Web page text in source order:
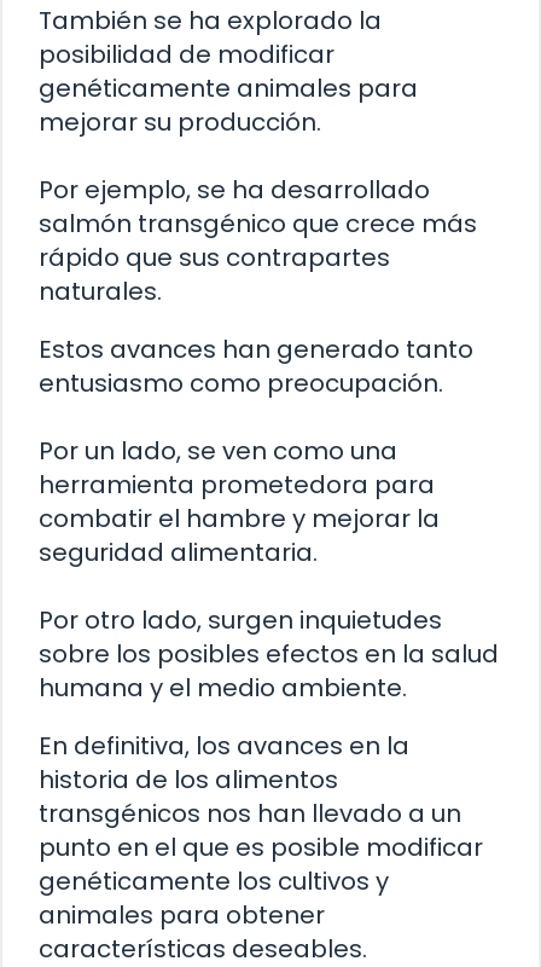
También se ha explorado la
posibilidad de modificar
genéticamente animales para
mejorar su producción.
Por ejemplo, se ha desarrollado
salmón transgénico que crece más
rápido que sus contrapartes
naturales.
Estos avances han generado tanto
entusiasmo como preocupación.
Por un lado, se ven como una
herramienta prometedora para
combatir el hambre y mejorar la
seguridad alimentaria.
Por otro lado, surgen inquietudes
sobre los posibles efectos en la salud
humana y el medio ambiente.
En definitiva, los avances en la
historia de los alimentos
transgénicos nos han llevado a un
punto en el que es posible modificar
genéticamente los cultivos y
animales para obtener
características deseables.